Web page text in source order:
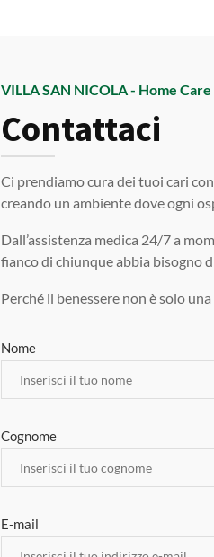
VILLA SAN NICOLA - Home Care
Contattaci
Ci prendiamo cura dei tuoi cari
creando un ambiente dove ogni
Dall’assistenza medica 24/7 a
fianco di chiunque abbia bisogno
Perché il benessere non è solo
Nome
Cognome
E-mail